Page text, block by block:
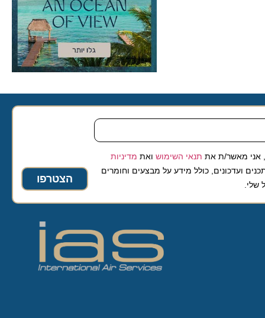
מאשר/ת אתתנאי השימושואת מדיניות
כולל מידע על מבצעים וחומרים
הצטרפו